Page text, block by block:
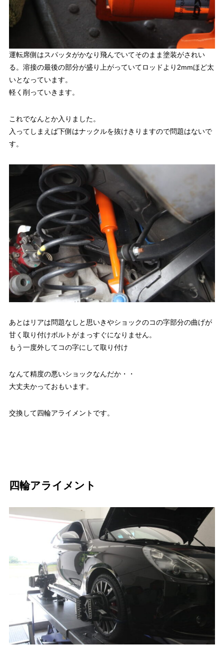
運転席側はスパッタがかなり飛んでいてそのまま塗装がされい
る。溶接の最後の部分が盛り上がっていてロッドより2mmほど太
いとなっています。
軽く削っていきます。
これでなんとか入りました。
入ってしまえば下側はナックルを抜けきりますので問題はないで
す。
あとはリアは問題なしと思いきやショックのコの字部分の曲げが
甘く取り付けボルトがまっすぐになりません。
もう一度外してコの字にして取り付け
なんて精度の悪いショックなんだか・・
大丈夫かっておもいます。
交換して四輪アライメントです。
四輪アライメント